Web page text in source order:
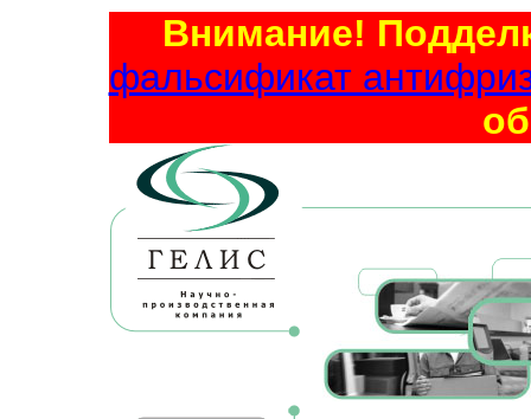
Внимание!
фальсификат